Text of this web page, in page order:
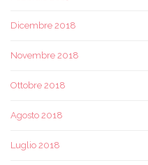
Dicembre 2018
Novembre 2018
Ottobre 2018
Agosto 2018
Luglio 2018